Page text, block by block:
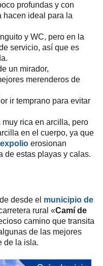
profundas y con
hacen ideal para la
y WC, pero en la
servicio, así que es
un mirador,
merenderos de
ir temprano para evitar
rica en arcilla, pero
en el cuerpo, ya que
erosionan
de estas playas y calas.
desde el municipio de
rural «Camí de
camino que transita
de las mejores
de la isla.